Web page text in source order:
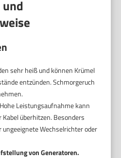
sehr heiß und können Krümel
entzünden. Schmorgeruch
Hohe Leistungsaufnahme kann
überhitzen. Besonders
Wechselrichter oder
von Generatoren.